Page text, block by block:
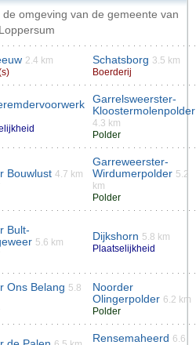
omgeving van de gemeente van
Loppersum
2.4 km
Schatsborg 3.5 km
Boerderij
Garrelsweerster-
Kloostermolenpolder
4.3 km
Polder
Bouwlust 4.7 km
Garreweerster-
Wirdumerpolder 5.2
km
Polder
Bult-
5.6 km
Dijkshorn 5.8 km
Plaatselijkheid
Ons Belang 5.8
Noorder
Olingerpolder 6.2 km
Polder
Rensemaheerd 6.6